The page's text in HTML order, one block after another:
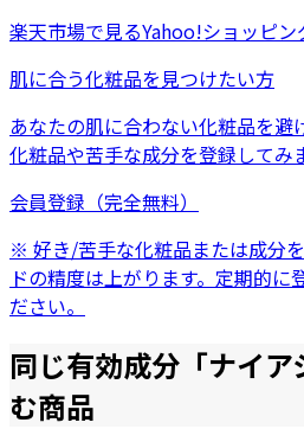
楽天市場で見るYahoo!ショッピン
肌に合う化粧品を見つけたい方
あなたの肌に合わない化粧品を避
化粧品や苦手な成分を登録してみ
会員登録（完全無料）
※ 好き/苦手な化粧品または成分
ドの精度は上がります。定期的に
ださい。
同じ有効成分「ナイア
む商品